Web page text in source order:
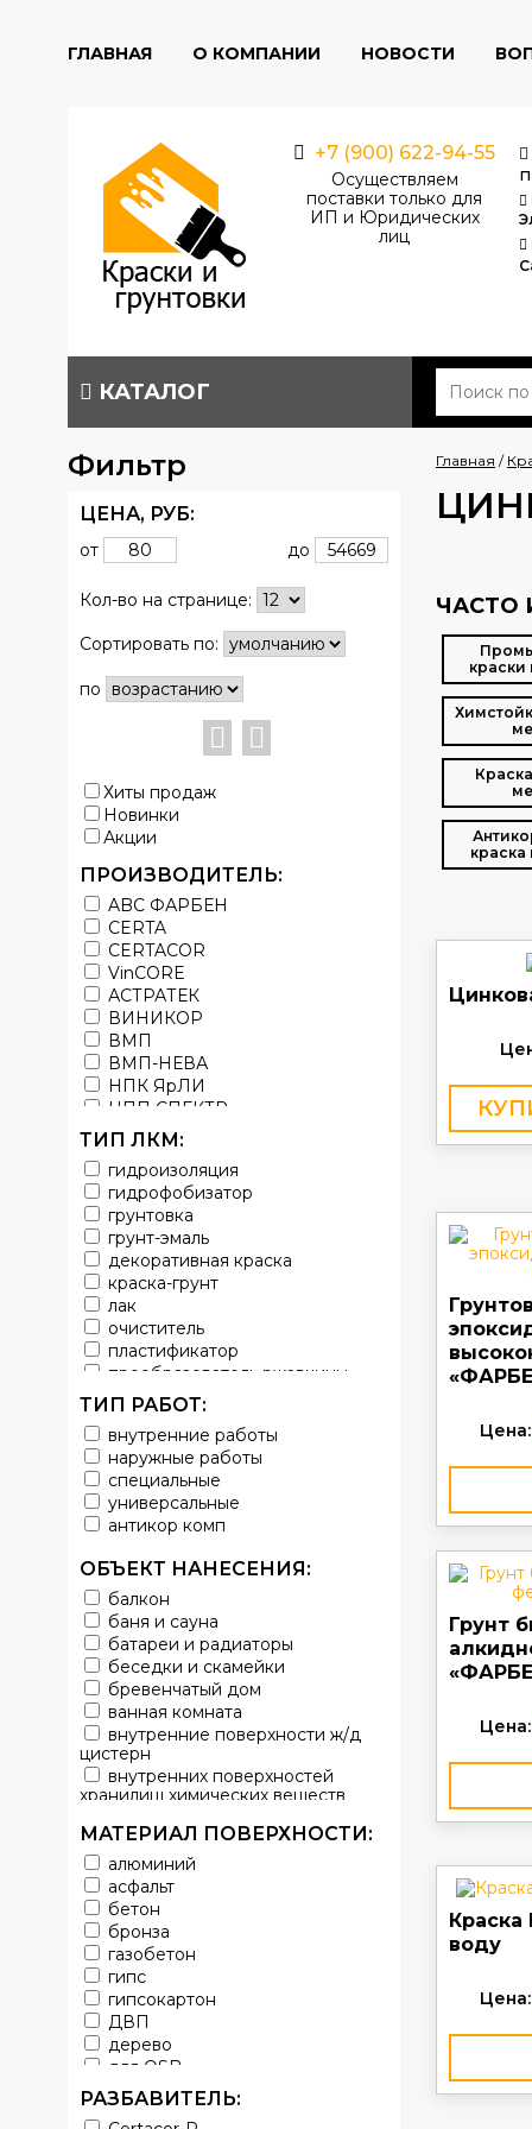
ГЛАВНАЯ О КОМПАНИИ НОВОСТИ
+7 (900) 622-94-55
Осуществляем
поставки только для
ИП и Юридических
лиц
КАТАЛОГ
Фильтр
ЦЕНА, РУБ:
от до
Кол-во на странице:
Сортировать по:
по
Хиты продаж
Новинки
Акции
ПРОИЗВОДИТЕЛЬ:
ABC ФАРБЕН
CERTA
CERTACOR
VinCORE
АСТРАТЕК
ВИНИКОР
ВМП
ВМП-НЕВА
НПК ЯрЛИ
НПП СПЕКТР
НПФ ЭМАЛЬ
ТЕРМА
УРЕПЛЕН
ТИП ЛКМ:
гидроизоляция
гидрофобизатор
грунтовка
грунт-эмаль
декоративная краска
краска-грунт
лак
очиститель
пластификатор
преобразователь ржавчины
эмаль
Краска
Покрытие
грунт эмаль
защитное покрытие
ТИП РАБОТ:
внутренние работы
наружные работы
специальные
универсальные
антикор комп
ОБЪЕКТ НАНЕСЕНИЯ:
балкон
баня и сауна
батареи и радиаторы
беседки и скамейки
бревенчатый дом
ванная комната
внутренние поверхности ж/д
цистерн
внутренних поверхностей
хранилищ химических веществ
ворота
выхлопные системы
автомобилей
газопроводы
гараж
гидротехнические сооружения
городской транспорт
грузовые вагоны
двери металлические
детали двигателей
детали машин
для автомобилей
МАТЕРИАЛ ПОВЕРХНОСТИ:
алюминий
асфальт
бетон
бронза
газобетон
гипс
гипсокартон
ДВП
дерево
для OSB
для бетона
для гипса
РАЗБАВИТЕЛЬ:
Главная /
ЧАСТО
краски
краска
Цена:
Грунт
Цена:
воду
Цена: